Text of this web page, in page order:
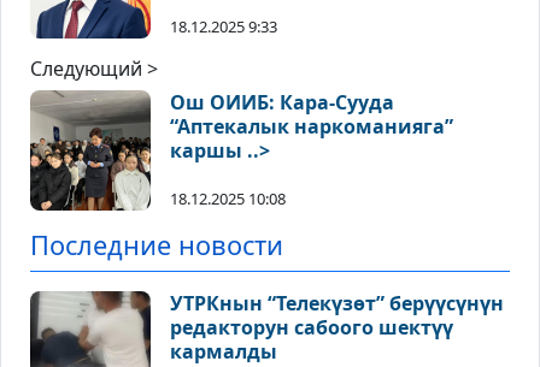
18.12.2025 9:33
Следующий >
Ош ОИИБ: Кара-Сууда
“Аптекалык наркоманияга”
каршы ..>
18.12.2025 10:08
Последние новости
УТРКнын “Телекүзөт” берүүсүнүн
редакторун сабоого шектүү
кармалды